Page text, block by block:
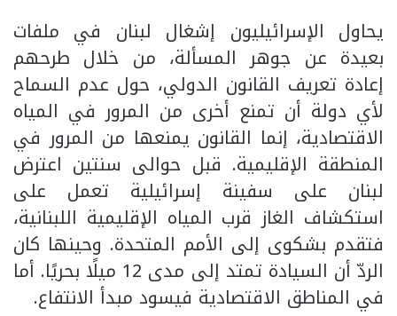
يحاول الإسرائيليون إشغال لبنان في ملفات
بعيدة عن جوهر المسألة، من خلال طرحهم
إعادة تعريف القانون الدولي، حول عدم السماح
لأي دولة أن تمنع أخرى من المرور في المياه
الاقتصادية، إنما القانون يمنعها من المرور في
المنطقة الإقليمية. قبل حوالى سنتين اعترض
لبنان على سفينة إسرائيلية تعمل على
استكشاف الغاز قرب المياه الإقليمية اللبنانية،
فتقدم بشكوى إلى الأمم المتحدة. وحينها كان
الردّ أن السيادة تمتد إلى مدى 12 ميلًا بحريًا. أما
في المناطق الاقتصادية فيسود مبدأ الانتفاع.